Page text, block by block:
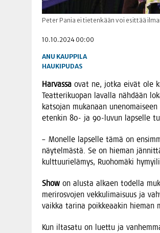
Peter Pania ei tietenkään voi esittää
10.10.2024 00:00
ANU KAUPPILA
HAUKIPUDAS
Har­vas­sa ovat ne, jot­ka eivät ole
Teat­te­ri­kuo­pan laval­la näh­dään
kat­so­jan muka­naan
eten­kin 80- ja 90-luvun lap­sel­le
– Monel­le lap­sel­le tämä on
näy­tel­mäs­tä. Se on hie­man
kult­tuu­rie­lä­mys, Ruo­ho­mä­ki hymyili.
Show on alus­ta alkaen todel­la
meri­ros­vo­jen vek­ku­li­mai­suus ja
vaik­ka tari­na poik­ke­aa­kin hie­man
Kun ilta­sa­tu on luet­tu ja